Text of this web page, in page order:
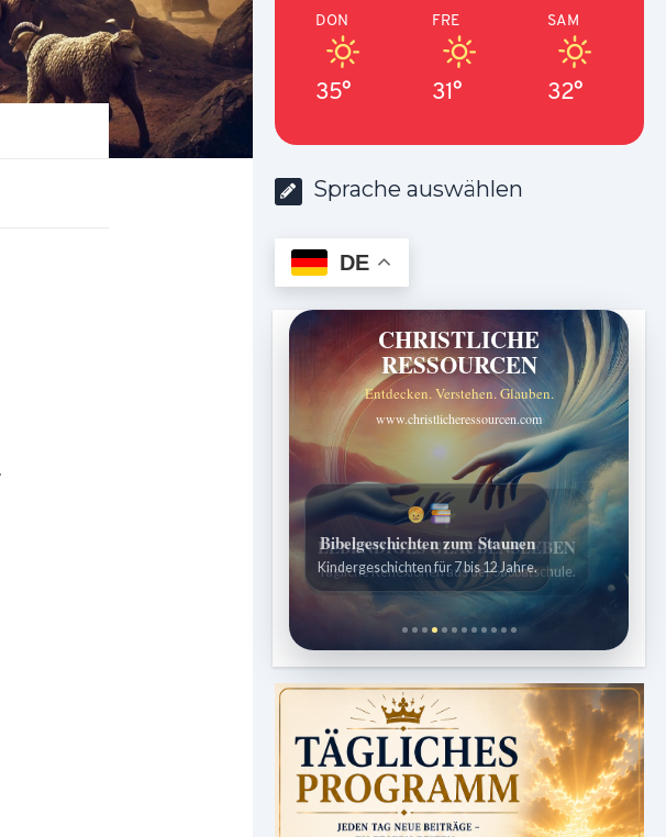
DON
35°
FRE
31°
SAM
32°
Sprache auswählen
DE
CHRISTLICHE
RESSOURCEN
Entdecken. Verstehen. Glauben.
www.christlicheressourcen.com
Bibelgeschichten zum Staunen
Kindergeschichten für 7 bis 12 Jahre.